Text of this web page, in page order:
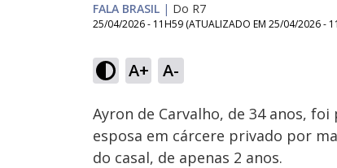
FALA BRASIL | Do R7
25/04/2026 - 11H59 (ATUALIZADO EM 25/04/2026 -
A+ A-
Ativar
Som
Ayron de Carvalho, de 34 anos,
esposa em cárcere privado por
do casal, de apenas 2 anos.